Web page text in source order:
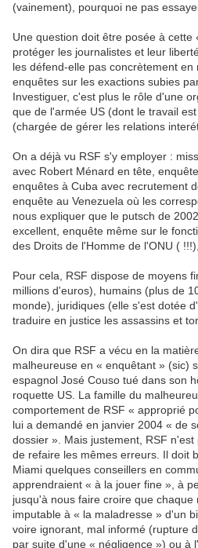
(vainement), pourquoi ne pas
Une question doit être posée à cette
protéger les journalistes et leur
les défend-elle pas concrètement
enquêtes sur les exactions subies
Investiguer, c'est plus le rôle d'une
que de l'armée US (dont le travail
(chargée de gérer les relations
On a déjà vu RSF s'y employer :
avec Robert Ménard en tête,
enquêtes à Cuba avec recrutement
enquête au Venezuela où les
nous expliquer que le putsch de
excellent, enquête même sur le
des Droits de l'Homme de l'ONU (
Pour cela, RSF dispose de moyens
millions d'euros), humains (plus de
monde), juridiques (elle s'est dotée
traduire en justice les assassins et
On dira que RSF a vécu en la
malheureuse en « enquêtant » (sic)
espagnol José Couso tué dans son
roquette US. La famille du
comportement de RSF « approprié
lui a demandé en janvier 2004 « de
dossier ». Mais justement, RSF n'est
de refaire les mêmes erreurs. Il doit
Miami quelques conseillers en
apprendraient « à la jouer fine », à
jusqu'à nous faire croire que
imputable à « la maladresse » d'un
voire ignorant, mal informé (rupture
par suite d'une « négligence ») ou à